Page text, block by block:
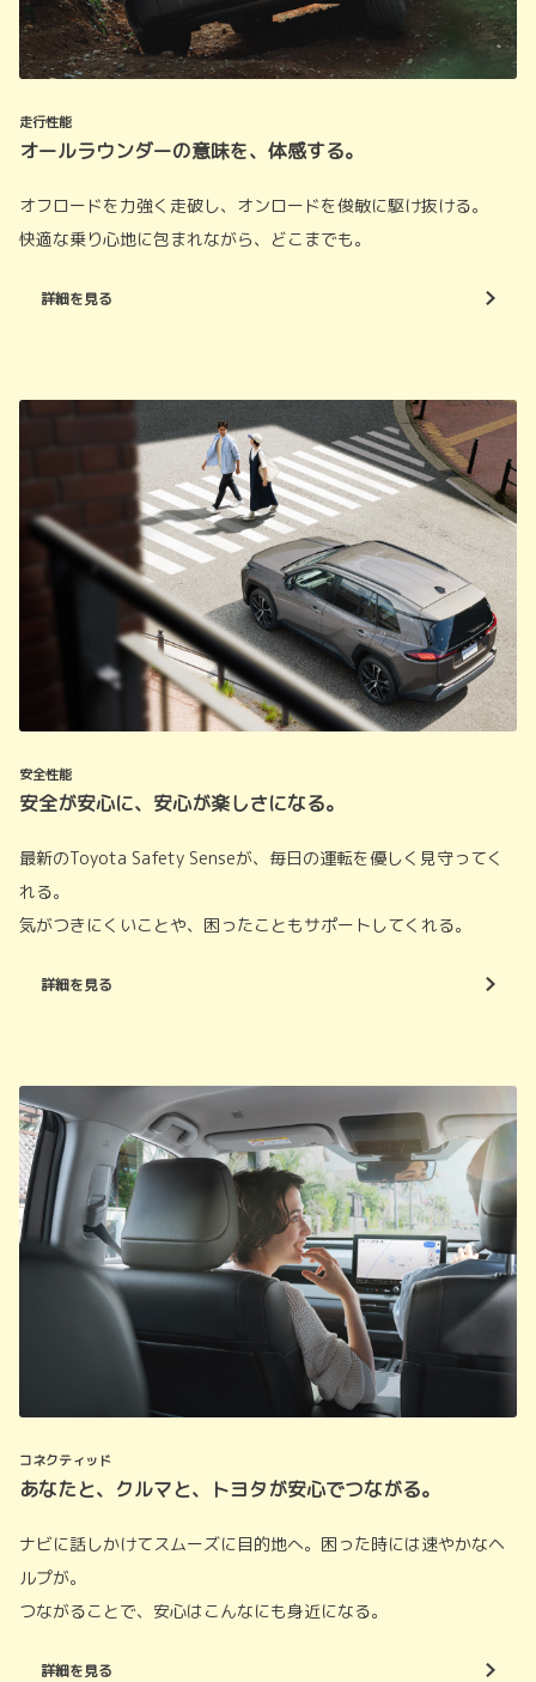
走行性能
オールラウンダーの意味を、体感する。
オフロードを力強く走破し、オンロードを俊敏に駆け抜ける。
快適な乗り心地に包まれながら、どこまでも。
詳細を見る
安全性能
安全が安心に、安心が楽しさになる。
最新のToyota Safety Senseが、毎日の運転を優しく見守ってく
れる。
気がつきにくいことや、困ったこともサポートしてくれる。
詳細を見る
コネクティッド
あなたと、クルマと、トヨタが安心でつながる。
ナビに話しかけてスムーズに目的地へ。困った時には速やかなヘ
ルプが。
つながることで、安心はこんなにも身近になる。
詳細を見る